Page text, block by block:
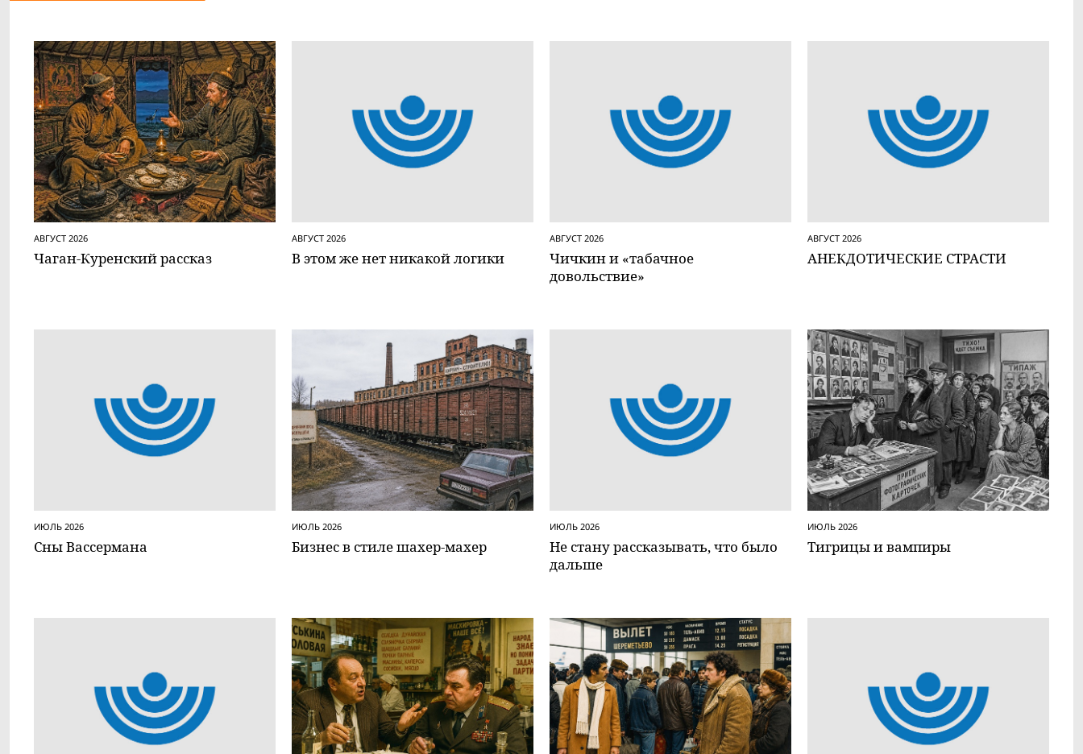
АВГУСТ 2026
Чаган-Куренский рассказ
АВГУСТ 2026
В этом же нет никакой логики
АВГУСТ 2026
Чичкин и «табачное
довольствие»
АВГУСТ 2026
АНЕКДОТИЧЕСКИЕ СТРАСТИ
ИЮЛЬ 2026
Сны Вассермана
ИЮЛЬ 2026
Бизнес в стиле шахер-махер
ИЮЛЬ 2026
Не стану рассказывать, что было
дальше
ИЮЛЬ 2026
Тигрицы и вампиры